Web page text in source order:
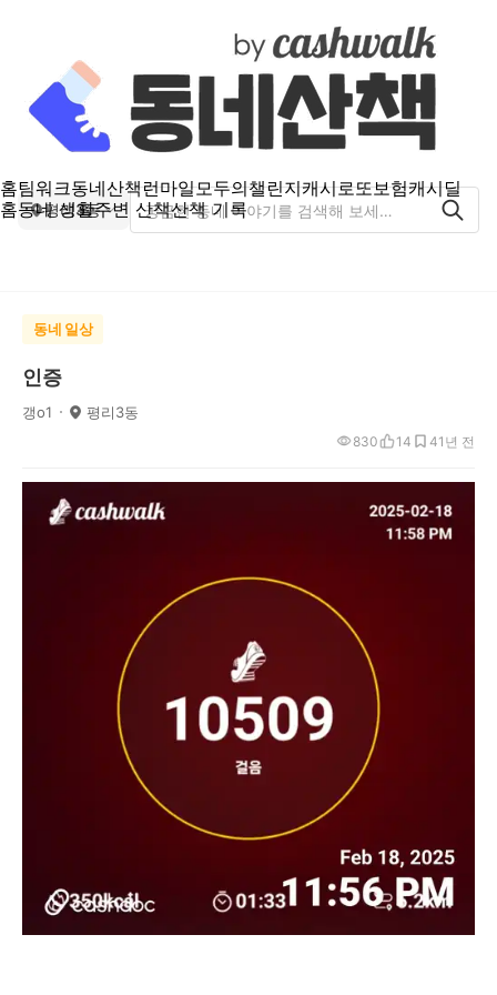
홈팀워크동네산책런마일모두의챌린지캐시로또보험캐시딜
홈동네 생활주변 산책산책 기록
평리3동
동네 일상
인증
갱o1 평리3동
1년 전
830 14 4